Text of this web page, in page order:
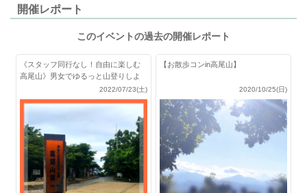
開催レポート
このイベントの過去の開催レポート
《スタッフ同行なし！自由に楽しむ
高尾山》男女でゆるっと山登りしよ
2022/07/23(土)
【お散歩コンin高尾山】
2020/10/25(日)